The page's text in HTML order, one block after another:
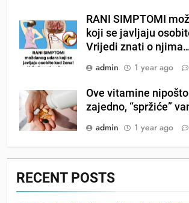
RANI SIMPTOMI
koji se javljaju
Vrijedi znati o
admin
1 year ago
Ove vitamine
zajedno, “spržiće”
admin
1 year ago
RECENT POSTS